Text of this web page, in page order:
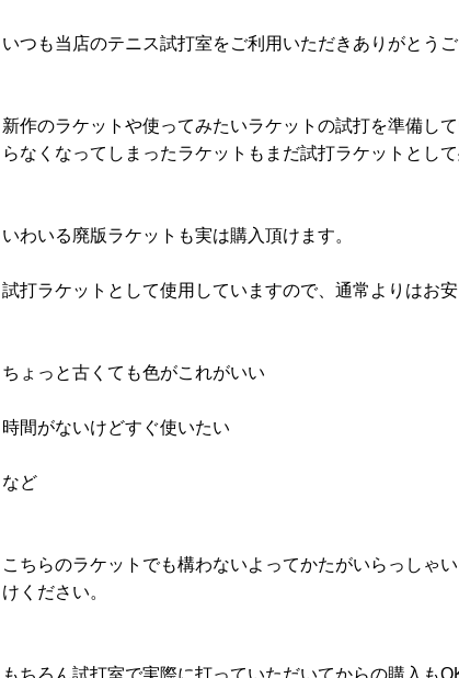
いつも当店のテニス試打室をご利用いただきありがとうご
新作のラケットや使ってみたいラケットの試打を準備し
らなくなってしまったラケットもまだ試打ラケットとし
いわいる廃版ラケットも実は購入頂けます。
試打ラケットとして使用していますので、通常よりはお安
ちょっと古くても色がこれがいい
時間がないけどすぐ使いたい
など
こちらのラケットでも構わないよってかたがいらっしゃ
けください。
もちろん試打室で実際に打っていただいてからの購入も